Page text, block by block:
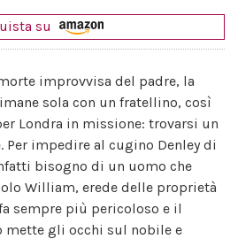
su
improvvisa del padre, la
sola con un fratellino, così
Londra in missione: trovarsi un
Per impedire al cugino Denley di
bisogno di un uomo che
William, erede delle proprietà
sempre più pericoloso e il
mette gli occhi sul nobile e